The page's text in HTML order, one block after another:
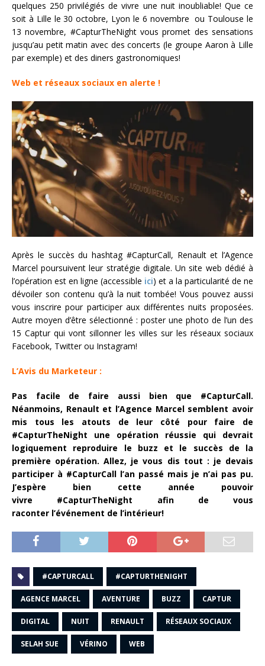
quelques 250 privilégiés de vivre une nuit inoubliable! Que ce
soit à Lille le 30 octobre, Lyon le 6 novembre ou Toulouse le
13 novembre, #CapturTheNight vous promet des sensations
jusqu’au petit matin avec des concerts (le groupe Aaron à Lille
par exemple) et des diners gastronomiques!
Web et réseaux sociaux en alerte !
Après le succès du hashtag #CapturCall, Renault et l’Agence
Marcel poursuivent leur stratégie digitale. Un site web dédié à
l’opération est en ligne (accessible ici) et a la particularité de ne
dévoiler son contenu qu’à la nuit tombée! Vous pouvez aussi
vous inscrire pour participer aux différentes nuits proposées.
Autre moyen d’être sélectionné : poster une photo de l’un des
15 Captur qui vont sillonner les villes sur les réseaux sociaux
Facebook, Twitter ou Instagram!
L’Avis du Marketeur :
Pas facile de faire aussi bien que #CapturCall.
Néanmoins, Renault et l’Agence Marcel semblent avoir
mis tous les atouts de leur côté pour faire de
#CapturTheNight une opération réussie qui devrait
logiquement reproduire le buzz et le succès de la
première opération. Allez, je vous dis tout : je devais
participer à #CapturCall l’an passé mais je n’ai pas pu.
J’espère bien cette année pouvoir
vivre #CapturTheNight afin de vous
raconter l’événement de l’intérieur!
#CAPTURCALL #CAPTURTHENIGHT
AGENCE MARCEL AVENTURE BUZZ CAPTUR
DIGITAL NUIT RENAULT RÉSEAUX SOCIAUX
SELAH SUE VÉRINO WEB